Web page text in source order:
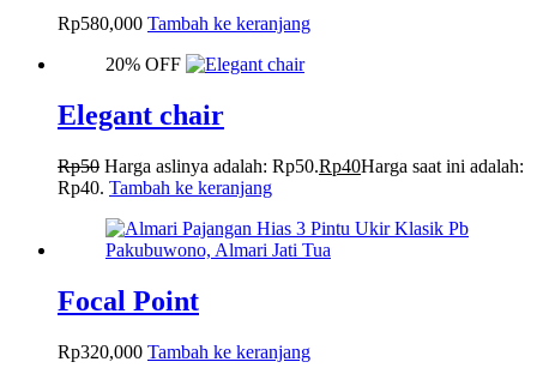
Rp580,000 Tambah ke keranjang
20% OFF
Elegant chair
Rp50 Harga aslinya adalah: Rp50.Rp40Harga saat ini adalah:
Rp40. Tambah ke keranjang
Focal Point
Rp320,000 Tambah ke keranjang